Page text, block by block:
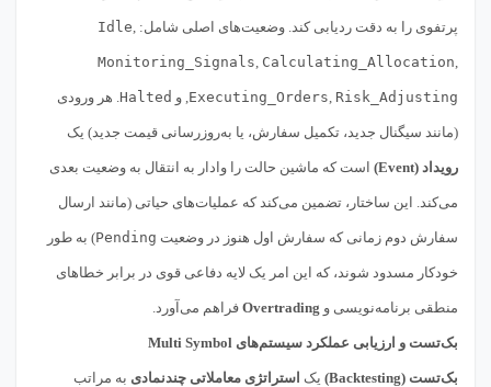
پرتفوی را به دقت ردیابی کند. وضعیت‌های اصلی شامل: Idle,
Monitoring_Signals, Calculating_Allocation,
Executing_Orders, Risk_Adjusting , و Halted. هر ورودی
(مانند سیگنال جدید، تکمیل سفارش، یا به‌روزرسانی قیمت جدید) یک
رویداد (Event) است که ماشین حالت را وادار به انتقال به وضعیت بعدی
می‌کند. این ساختار، تضمین می‌کند که عملیات‌های حیاتی (مانند ارسال
سفارش دوم زمانی که سفارش اول هنوز در وضعیت Pending) به طور
خودکار مسدود شوند، که این امر یک لایه دفاعی قوی در برابر خطاهای
منطقی برنامه‌نویسی و Overtrading فراهم می‌آورد.
بک‌تست و ارزیابی عملکرد سیستم‌های Multi Symbol
بک‌تست (Backtesting) یک استراتژی معاملاتی چندنمادی به مراتب